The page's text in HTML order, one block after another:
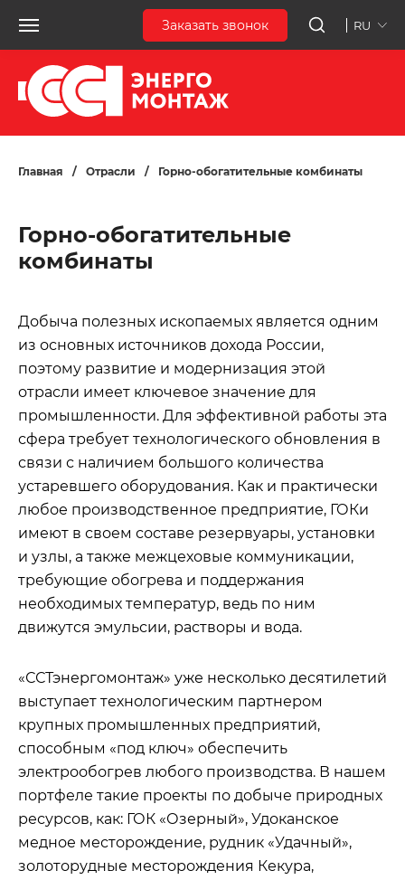
Заказать звонок RU
Главная / Отрасли / Горно-обогатительные комбинаты
Горно-обогатительные
комбинаты
Добыча полезных ископаемых является одним
из основных источников дохода России,
поэтому развитие и модернизация этой
отрасли имеет ключевое значение для
промышленности. Для эффективной работы эта
сфера требует технологического обновления в
связи с наличием большого количества
устаревшего оборудования. Как и практически
любое производственное предприятие, ГОКи
имеют в своем составе резервуары, установки
и узлы, а также межцеховые коммуникации,
требующие обогрева и поддержания
необходимых температур, ведь по ним
движутся эмульсии, растворы и вода.
«ССТэнергомонтаж» уже несколько десятилетий
выступает технологическим партнером
крупных промышленных предприятий,
способным «под ключ» обеспечить
электрообогрев любого производства. В нашем
портфеле такие проекты по добыче природных
ресурсов, как: ГОК «Озерный», Удоканское
медное месторождение, рудник «Удачный»,
золоторудные месторождения Кекура,